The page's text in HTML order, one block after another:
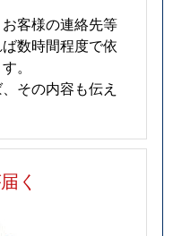
客様の連絡先等
数時間程度で依
。
その内容も伝え
く